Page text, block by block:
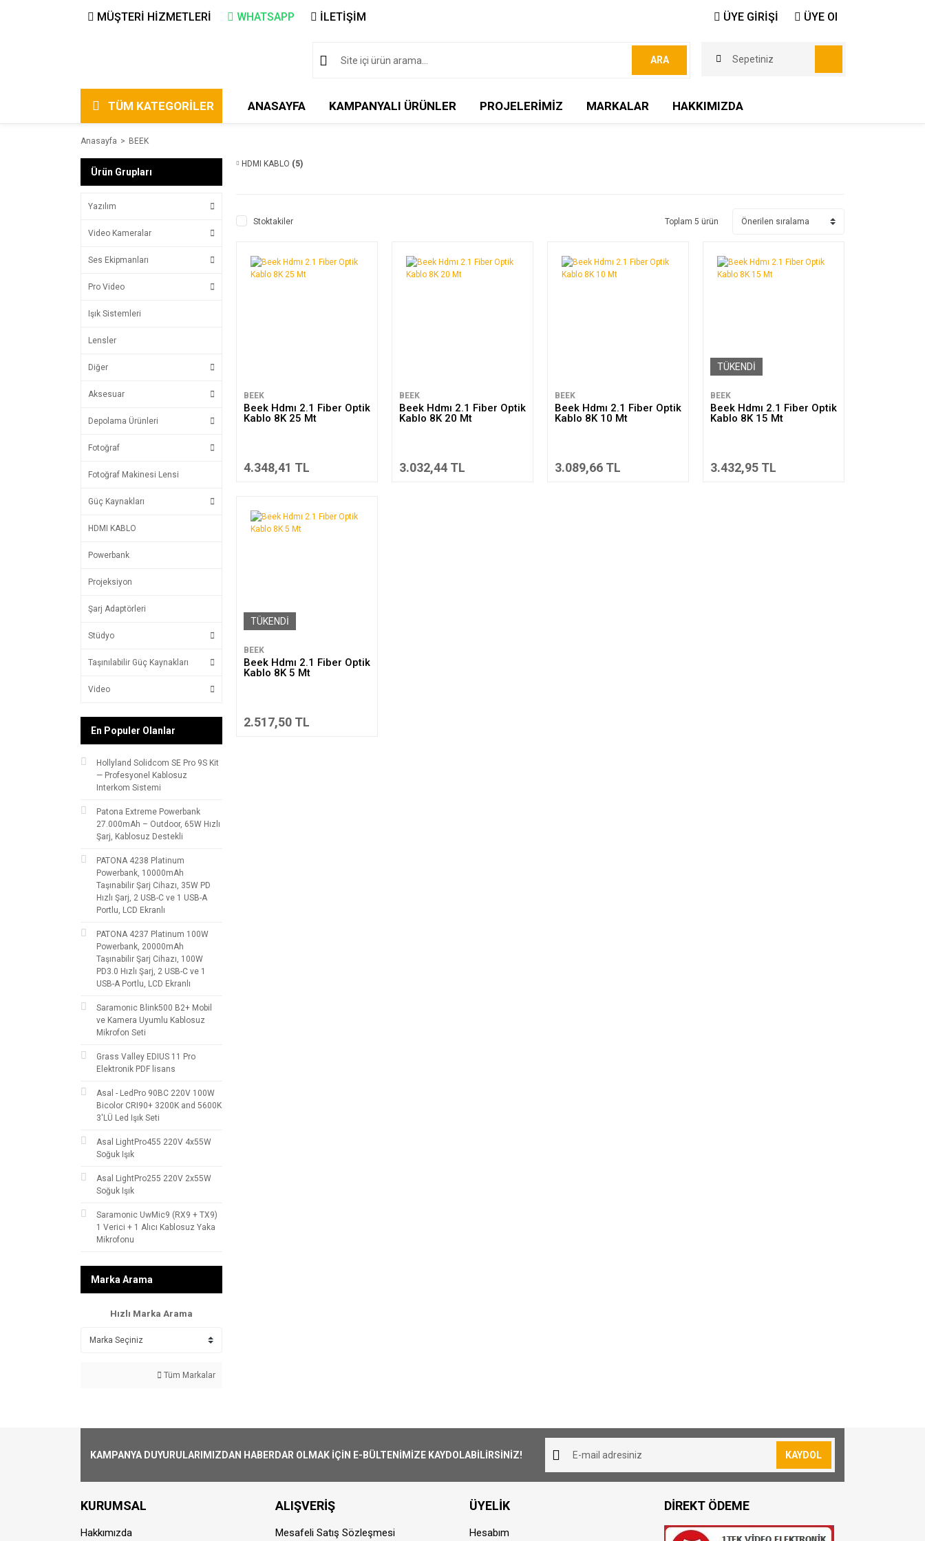
MÜŞTERİ HİZMETLERİ WHATSAPP İLETİŞİM ÜYE GİRİŞİ ÜYE Ol
ARA Sepetiniz
TÜM KATEGORİLER ANASAYFA KAMPANYALI ÜRÜNLER PROJELERİMİZ MARKALAR HAKKIMIZDA
Anasayfa BEEK
Ürün Grupları
Yazılım
Video Kameralar
Ses Ekipmanları
Pro Video
Işık Sistemleri
Lensler
Diğer
Aksesuar
Depolama Ürünleri
Fotoğraf
Fotoğraf Makinesi Lensi
Güç Kaynakları
HDMI KABLO
Powerbank
Projeksiyon
Şarj Adaptörleri
Stüdyo
Taşınılabilir Güç Kaynakları
Video
En Populer Olanlar
Hollyland Solidcom SE Pro 9S Kit
— Profesyonel Kablosuz
Interkom Sistemi
Patona Extreme Powerbank
27.000mAh – Outdoor, 65W Hızlı
Şarj, Kablosuz Destekli
PATONA 4238 Platinum
Powerbank, 10000mAh
Taşınabilir Şarj Cihazı, 35W PD
Hızlı Şarj, 2 USB-C ve 1 USB-A
Portlu, LCD Ekranlı
PATONA 4237 Platinum 100W
Powerbank, 20000mAh
Taşınabilir Şarj Cihazı, 100W
PD3.0 Hızlı Şarj, 2 USB-C ve 1
USB-A Portlu, LCD Ekranlı
Saramonic Blink500 B2+ Mobil
ve Kamera Uyumlu Kablosuz
Mikrofon Seti
Grass Valley EDIUS 11 Pro
Elektronik PDF lisans
Asal - LedPro 90BC 220V 100W
Bicolor CRI90+ 3200K and 5600K
3'LÜ Led Işık Seti
Asal LightPro455 220V 4x55W
Soğuk Işık
Asal LightPro255 220V 2x55W
Soğuk Işık
Saramonic UwMic9 (RX9 + TX9)
1 Verici + 1 Alıcı Kablosuz Yaka
Mikrofonu
Marka Arama
Hızlı Marka Arama
Tüm Markalar
HDMI KABLO (5)
Stoktakiler Toplam 5 ürün
BEEK
Beek Hdmı 2.1 Fiber Optik
Kablo 8K 25 Mt
4.348,41 TL
BEEK
Beek Hdmı 2.1 Fiber Optik
Kablo 8K 20 Mt
3.032,44 TL
BEEK
Beek Hdmı 2.1 Fiber Optik
Kablo 8K 10 Mt
3.089,66 TL
TÜKENDİ
BEEK
Beek Hdmı 2.1 Fiber Optik
Kablo 8K 15 Mt
3.432,95 TL
TÜKENDİ
BEEK
Beek Hdmı 2.1 Fiber Optik
Kablo 8K 5 Mt
2.517,50 TL
KAMPANYA DUYURULARIMIZDAN HABERDAR OLMAK İÇİN E-BÜLTENİMİZE KAYDOLABİLİRSİNİZ! KAYDOL
KURUMSAL
Hakkımızda
ALIŞVERİŞ
Mesafeli Satış Sözleşmesi
ÜYELİK
Hesabım
DİREKT ÖDEME